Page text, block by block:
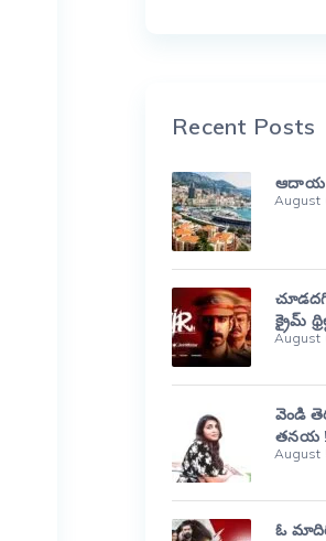
Recent Posts
ఆదాయ
August
క్రైమ్
August
వెండి
తనయ !
August
ఓ మాదిరి